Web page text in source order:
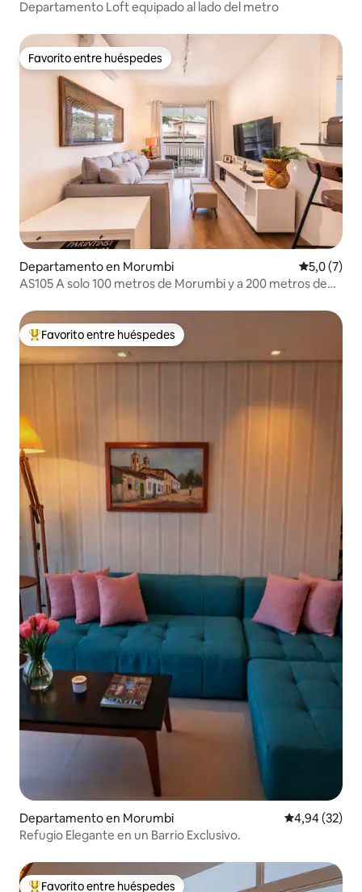
Departamento Loft equipado al lado del metro
Favorito entre huéspedes
Favorito entre huéspedes
Departamento en Morumbi
5,0 (7)
AS105 A solo 100 metros de Morumbi y a 200 metros de
Favorito entre los huéspedes más destacados
Favorito entre huéspedes
Departamento en Morumbi Calificación
4,94 (32)
Refugio Elegante en un Barrio Exclusivo.
Favorito entre huéspedes